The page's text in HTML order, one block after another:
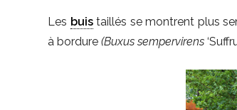
Les buistaillés se montrent plus
à bordure(Buxus sempervirens